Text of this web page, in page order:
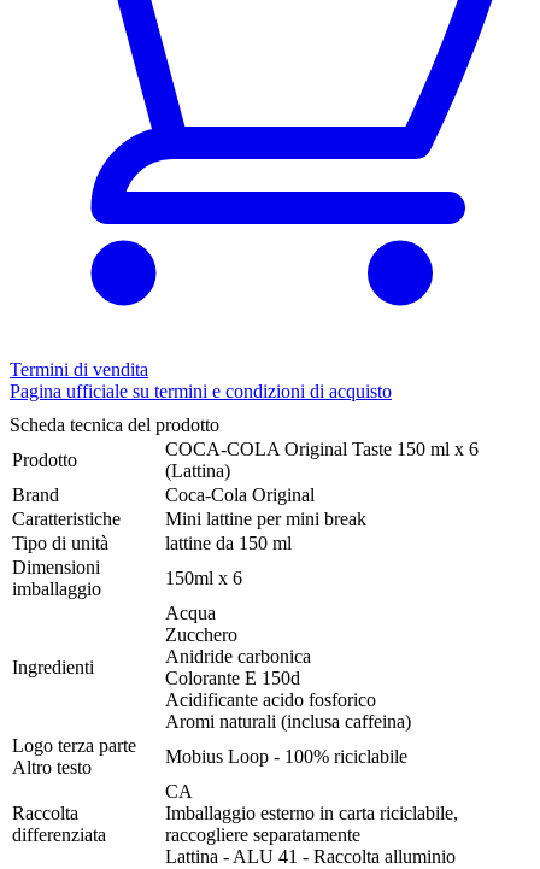
Termini di vendita
Pagina ufficiale su termini e condizioni di acquisto
Scheda tecnica del prodotto
Prodotto
COCA-COLA Original Taste 150 ml x 6
(Lattina)
Brand
Coca-Cola Original
Caratteristiche
Mini lattine per mini break
Tipo di unità
lattine da 150 ml
Dimensioni
imballaggio
150ml x 6
Ingredienti
Acqua
Zucchero
Anidride carbonica
Colorante E 150d
Acidificante acido fosforico
Aromi naturali (inclusa caffeina)
Logo terza parte
Altro testo
Mobius Loop - 100% riciclabile
Raccolta
differenziata
CA
Imballaggio esterno in carta riciclabile,
raccogliere separatamente
Lattina - ALU 41 - Raccolta alluminio